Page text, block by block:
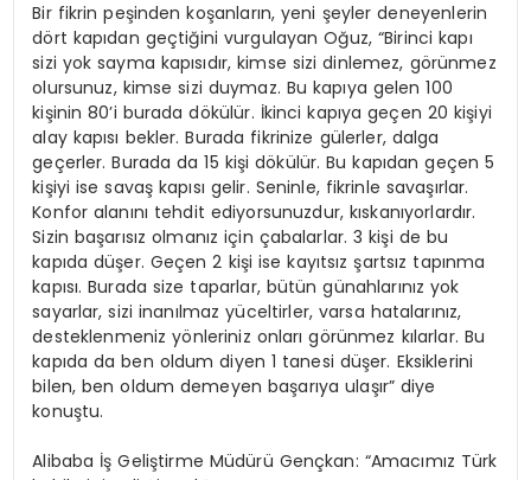
Bir fikrin peşinden koşanların, yeni şeyler deneyenlerin
dört kapıdan geçtiğini vurgulayan Oğuz, “Birinci kapı
sizi yok sayma kapısıdır, kimse sizi dinlemez, görünmez
olursunuz, kimse sizi duymaz. Bu kapıya gelen 100
kişinin 80’i burada dökülür. İkinci kapıya geçen 20 kişiyi
alay kapısı bekler. Burada fikrinize gülerler, dalga
geçerler. Burada da 15 kişi dökülür. Bu kapıdan geçen 5
kişiyi ise savaş kapısı gelir. Seninle, fikrinle savaşırlar.
Konfor alanını tehdit ediyorsunuzdur, kıskanıyorlardır.
Sizin başarısız olmanız için çabalarlar. 3 kişi de bu
kapıda düşer. Geçen 2 kişi ise kayıtsız şartsız tapınma
kapısı. Burada size taparlar, bütün günahlarınız yok
sayarlar, sizi inanılmaz yüceltirler, varsa hatalarınız,
desteklenmeniz yönleriniz onları görünmez kılarlar. Bu
kapıda da ben oldum diyen 1 tanesi düşer. Eksiklerini
bilen, ben oldum demeyen başarıya ulaşır” diye
konuştu.
Alibaba İş Geliştirme Müdürü Gençkan: “Amacımız Türk